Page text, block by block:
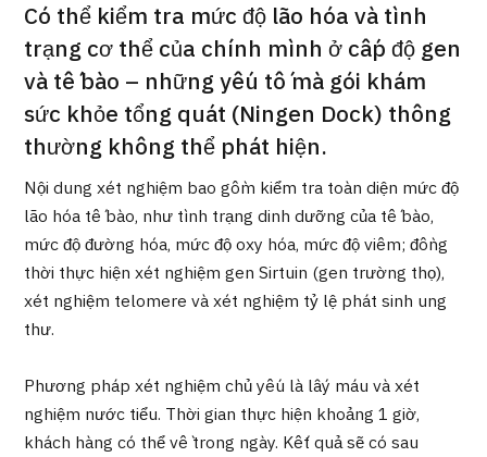
TOP
Bệnh nhân QT
Về Japan Medical
Quy trình khám chữa bệnh
Chương trình
Tìm theo xét nghiệm / phương pháp /
cách điều trị
Tìm kiếm y học thẩm mỹ
Có thể kiểm tra mức độ lão hóa và tình
trạng cơ thể của chính mình ở cấp độ gen
và tế bào – những yếu tố mà gói khám
sức khỏe tổng quát (Ningen Dock) thông
thường không thể phát hiện.
Nội dung xét nghiệm bao gồm kiểm tra toàn diện mức độ
lão hóa tế bào, như tình trạng dinh dưỡng của tế bào,
mức độ đường hóa, mức độ oxy hóa, mức độ viêm; đồng
thời thực hiện xét nghiệm gen Sirtuin (gen trường thọ),
xét nghiệm telomere và xét nghiệm tỷ lệ phát sinh ung
thư.
Phương pháp xét nghiệm chủ yếu là lấy máu và xét
nghiệm nước tiểu. Thời gian thực hiện khoảng 1 giờ,
khách hàng có thể về trong ngày. Kết quả sẽ có sau